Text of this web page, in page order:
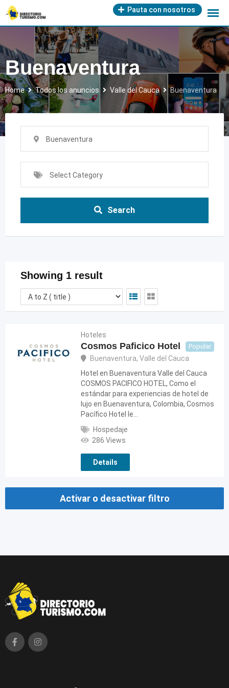
Skip
to
content
Pauta con nosotros
Buenaventura
Home Todos los anuncios Valle del Cauca Buenaventura
Buenaventura
Select Category
Search
Showing 1 result
Hoteles
Cosmos Paficico Hotel Popular
Buenaventura, Valle del Cauca
Hotel en Buenaventura Valle del Cauca
COSMOS PACIFICO HOTEL, Como el
estándar para experiencias de hotel de
lujo en Buenaventura, Colombia, Cosmos
Pacífico Hotel le…
Hospedaje
286 Views
Details
Activar o desactivar filtro